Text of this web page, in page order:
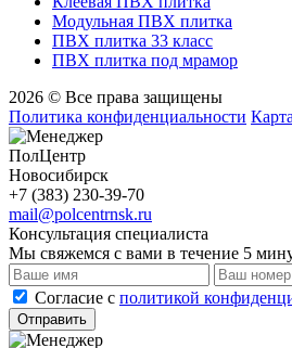
Модульная ПВХ плитка
ПВХ плитка 33 класс
ПВХ плитка под мрамор
2026 © Все права защищены
Политика конфиденциальности
ПолЦентр
Новосибирск
+7 (383) 230-39-70
mail@polcentrnsk.ru
Консультация специалиста
Мы свяжемся с вами в течение 5
Cогласие с политикой
Отправить